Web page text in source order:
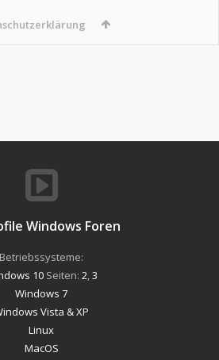
Windows Foren
Betriebssysteme:
10Seiten: 2 3
Windows 7
Vista & XP
Linux
MacOS